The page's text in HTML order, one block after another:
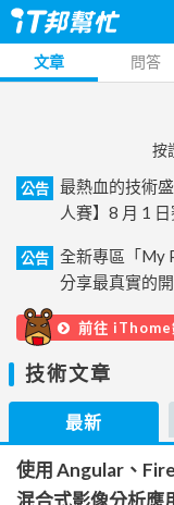
文章 問答
按
公告
最熱血的技術
人賽】8 月 1
公告
全新專區「My
分享最真實的
前往 iThome
技術文章
最新
使用 Angular、
混合式影像分析應